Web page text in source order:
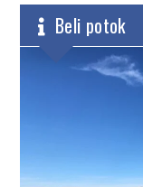
Beli potok